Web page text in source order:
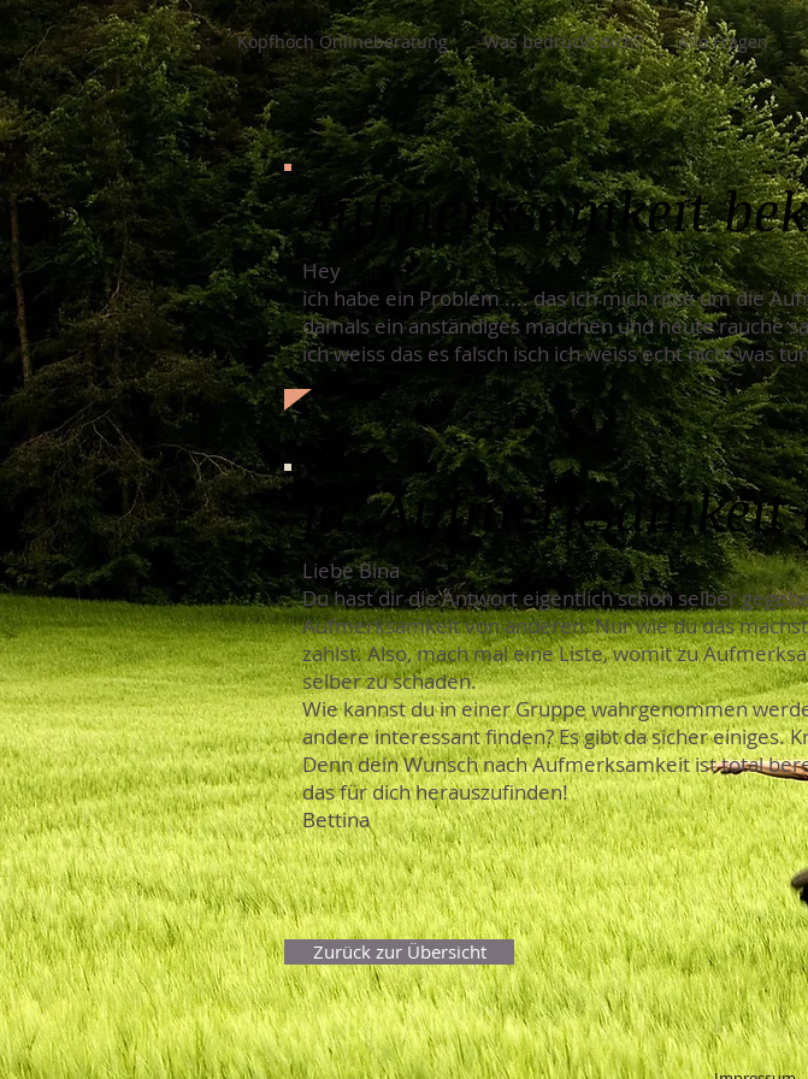
Kopfhoch Onlineberatung Was bedrückt dich? Alle Fragen
Aufmerksamkeit
Hey
ich habe ein Problem .... das ich mich ritze um die
damals ein anständiges mädchen und heute rauche
ich weiss das es falsch isch ich weiss echt nicht was
ja: Aufmerksamkeit
Liebe Bina
Du hast dir die Antwort eigentlich schon selber
Aufmerksamkeit von anderen. Nur wie du das
zahlst. Also, mach mal eine Liste, womit zu
selber zu schaden.
Wie kannst du in einer Gruppe wahrgenommen
andere interessant finden? Es gibt da sicher einiges.
Denn dein Wunsch nach Aufmerksamkeit ist total
das für dich herauszufinden!
Bettina
Zurück zur Übersicht